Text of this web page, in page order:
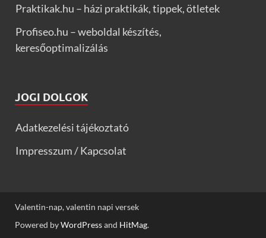
Praktikak.hu – házi praktikák, tippek, ötletek
Profiseo.hu – weboldal készítés,
keresőoptimalizálás
JOGI DOLGOK
Adatkezelési tájékoztató
Impresszum / Kapcsolat
Valentin-nap, valentin napi versek
Powered byWordPressand HitMag.